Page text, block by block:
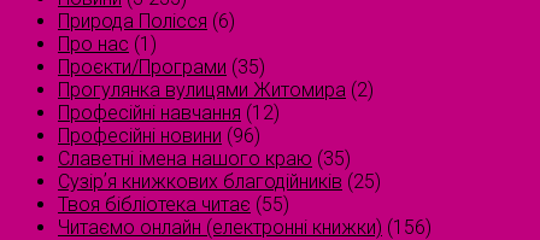
Природа Полісся (6)
Про нас (1)
Проєкти/Програми (35)
Прогулянка вулицями Житомира (2)
Професійні навчання (12)
Професійні новини (96)
Славетні імена нашого краю (35)
Сузірʼя книжкових благодійників (25)
Твоя бібліотека читає (55)
Читаємо онлайн (електронні книжки) (156)